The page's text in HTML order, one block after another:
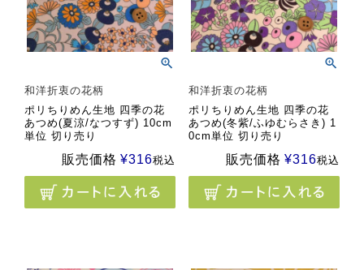
和洋折衷の花柄
ポリちりめん生地 四季の花
あつめ(夏涼/なつすず) 10cm
単位 切り売り
販売価格 ¥316税込
和洋折衷の花柄
ポリちりめん生地 四季の花
あつめ(冬紫/ふゆむらさき) 1
0cm単位 切り売り
販売価格 ¥316税込